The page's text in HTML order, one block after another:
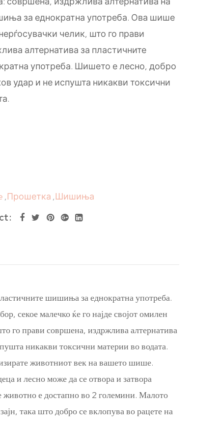
за еднократна употреба. Ова шише
челик, што го прави
алтернатива за пластичните
употреба. Шишето е лесно, добро
удар и не испушта никакви токсични
,Прошетка ,Шишиња
шишиња за еднократна употреба.
секое малечко ќе го најде својот омилен
го прави совршена, издржлива алтернатива
никакви токсични материи во водата.
животниот век на вашето шише.
и лесно може да се отвора и затвора
животно е достапно во 2 големини. Малото
така што добро се вклопува во рацете на